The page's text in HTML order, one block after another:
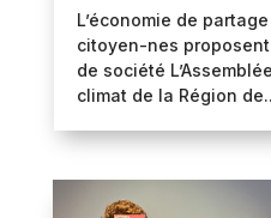
L’économie de
citoyen-nes
de société
climat de la Région